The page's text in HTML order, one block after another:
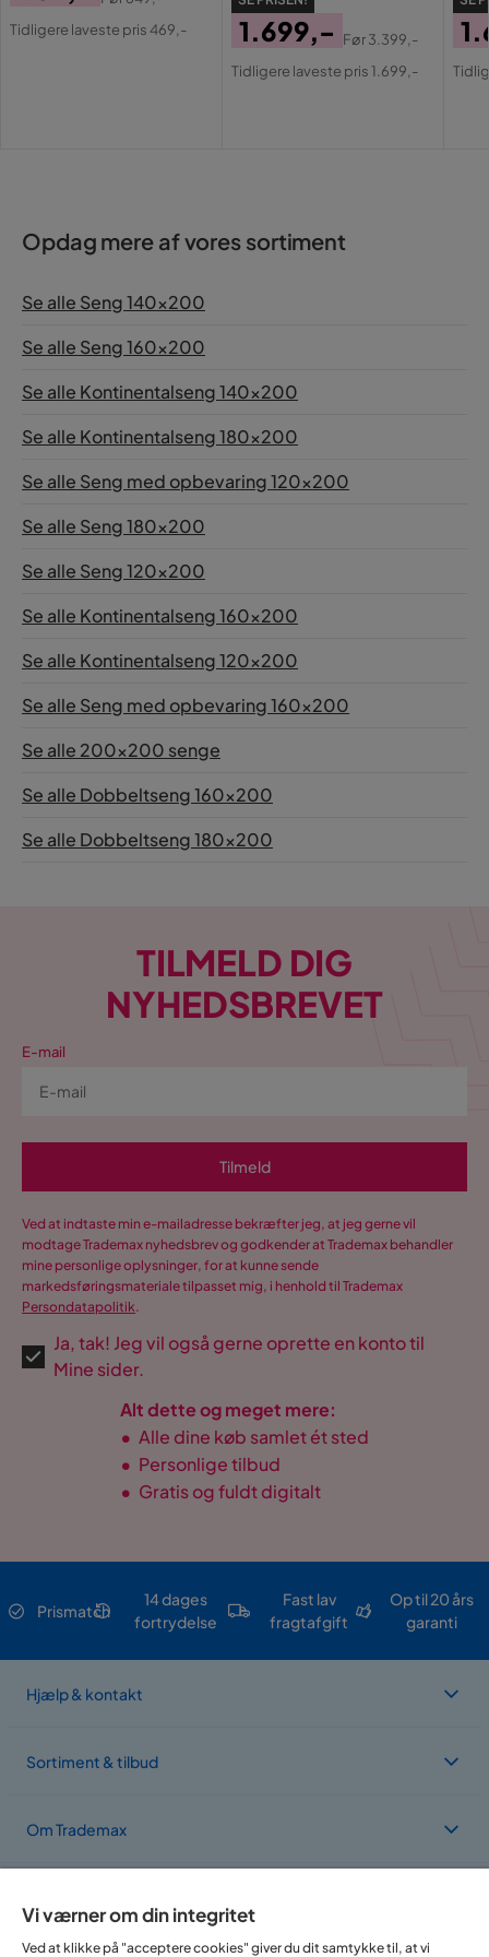
Materiale topmadras Skum
Pris
Original
Tidligere laveste pris 469,-
Pris
1.699,-
Original
Før3.399,-
Tidligere laveste pris 1.699,-
Opdag mere af vores sortiment
Se alle Seng 140x200
Se alle Seng 160x200
Se alle Kontinentalseng 140x200
Se alle Kontinentalseng 180x200
Se alle Seng med opbevaring 120x200
Se alle Seng 180x200
Se alle Seng 120x200
Se alle Kontinentalseng 160x200
Se alle Kontinentalseng 120x200
Se alle Seng med opbevaring 160x200
Se alle 200x200 senge
Se alle Dobbeltseng 160x200
Se alle Dobbeltseng 180x200
TILMELD DIG
NYHEDSBREVET
E-mail
Tilmeld
Ved at indtaste min e-mailadresse bekræfter jeg, at jeg gerne vil
modtage Trademax nyhedsbrev og godkender at Trademax behandler
mine personlige oplysninger, for at kunne sende
markedsføringsmateriale tilpasset mig, i henhold til Trademax
Persondatapolitik.
Ja, tak! Jeg vil også gerne oprette en konto til
Mine sider.
Alt dette og meget mere:
• Alle dine køb samlet ét sted
• Personlige tilbud
• Gratis og fuldt digitalt
Prismatch
14 dages
fortrydelse
Fast lav
fragtafgift
Op til 20 års
garanti
Hjælp & kontakt
Sortiment & tilbud
Om Trademax
Vi findes i flere forskellige lande
Vi værner om din integritet
Ved at klikke på "acceptere cookies" giver du dit samtykke til, at vi